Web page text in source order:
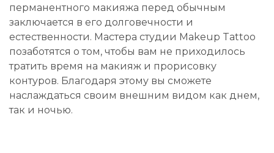
перманентного макияжа перед обычным
заключается в его долговечности и
естественности. Мастера студии Makeup Tattoo
позаботятся о том, чтобы вам не приходилось
тратить время на макияж и прорисовку
контуров. Благодаря этому вы сможете
наслаждаться своим внешним видом как днем,
так и ночью.